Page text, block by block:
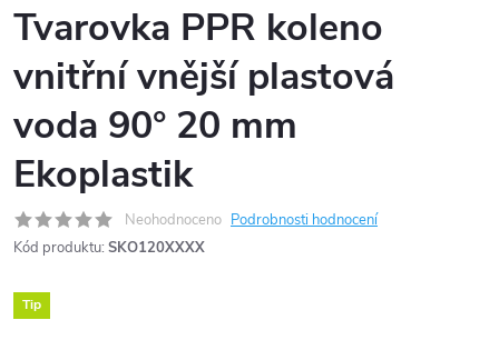
Tvarovka PPR koleno
vnitřní vnější plastová
voda 90° 20 mm
Ekoplastik
Neohodnoceno Podrobnosti hodnocení
Kód produktu: SKO120XXXX
Tip